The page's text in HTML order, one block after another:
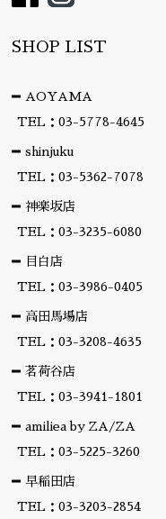
SHOP LIST
AOYAMA
TEL：03-5778-4645
shinjuku
TEL：03-5362-7078
神楽坂店
TEL：03-3235-6080
目白店
TEL：03-3986-0405
高田馬場店
TEL：03-3208-4635
茗荷谷店
TEL：03-3941-1801
amiliea by ZA/ZA
TEL：03-5225-3260
早稲田店
TEL：03-3203-2854